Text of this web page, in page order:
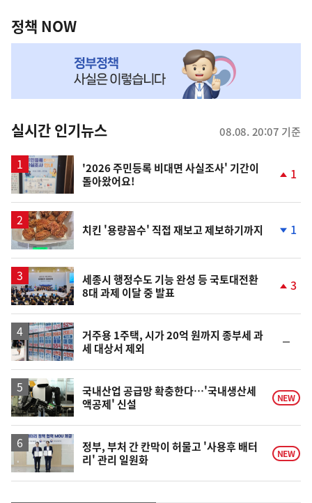
책
NOW,
뉴
스
정책 NOW
실시간 인기뉴스 08.08. 20:07 기준
'2026 주민등록 비대면 사실조사' 기간이
돌아왔어요!
1
치킨 '용량꼼수' 직접 재보고 제보하기까지 1
세종시 행정수도 기능 완성 등 국토대전환
8대 과제 이달 중 발표
3
거주용 1주택, 시가 20억 원까지 종부세 과
세 대상서 제외
일
국내산업 공급망 확충한다…'국내생산세
액공제' 신설
NEW
정부, 부처 간 칸막이 허물고 '사용후 배터
리' 관리 일원화
NEW